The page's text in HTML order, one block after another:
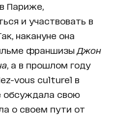
Париже,
и участвовать в
накануне она
франшизы Джон
, а в прошлом году
vous culturel в
обсуждала свою
о своем пути от